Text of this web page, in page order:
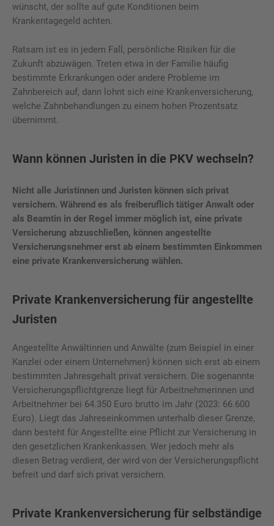
wünscht, der sollte auf gute Konditionen beim
Krankentagegeld achten.
Ratsam ist es in jedem Fall, persönliche Risiken für die
Zukunft abzuwägen. Treten etwa in der Familie häufig
bestimmte Erkrankungen oder andere Probleme im
Zahnbereich auf, dann lohnt sich eine Krankenversicherung,
welche Zahnbehandlungen zu einem hohen Prozentsatz
übernimmt.
Wann können Juristen in die PKV wechseln?
Nicht alle Juristinnen und Juristen können sich privat
versichern. Während es als freiberuflich tätiger Anwalt oder
als Beamtin in der Regel immer möglich ist, eine private
Versicherung abzuschließen, können angestellte
Versicherungsnehmer erst ab einem bestimmten Einkommen
eine private Krankenversicherung wählen.
Private Krankenversicherung für angestellte
Juristen
Angestellte Anwältinnen und Anwälte (zum Beispiel in einer
Kanzlei oder einem Unternehmen) können sich erst ab einem
bestimmten Jahresgehalt privat versichern. Die sogenannte
Versicherungspflichtgrenze liegt für Arbeitnehmerinnen und
Arbeitnehmer bei 64.350 Euro brutto im Jahr (2023: 66.600
Euro). Liegt das Jahreseinkommen unterhalb dieser Grenze,
dann besteht für Angestellte eine Pflicht zur Versicherung in
den gesetzlichen Krankenkassen. Wer jedoch mehr als
diesen Betrag verdient, der wird von der Versicherungspflicht
befreit und darf sich privat versichern.
Private Krankenversicherung für selbständige